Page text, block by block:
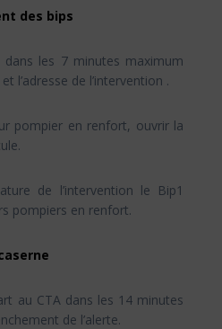
des bips
les 7 minutes maximum
l’adresse de l’intervention .
pompier en renfort, ouvrir la
de l’intervention le Bip1
pompiers en renfort.
au CTA dans les 14 minutes
de l’alerte.